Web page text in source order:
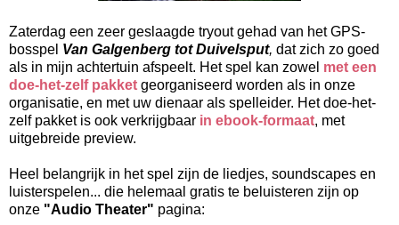
Zaterdag een zeer geslaagde tryout gehad van het GPS-
bosspel Van Galgenberg tot Duivelsput, dat zich zo goed
als in mijn achtertuin afspeelt. Het spel kan zowel met een
doe-het-zelf pakket georganiseerd worden als in onze
organisatie, en met uw dienaar als spelleider. Het doe-het-
zelf pakket is ook verkrijgbaar in ebook-formaat, met
uitgebreide preview.
Heel belangrijk in het spel zijn de liedjes, soundscapes en
luisterspelen... die helemaal gratis te beluisteren zijn op
onze "Audio Theater" pagina: